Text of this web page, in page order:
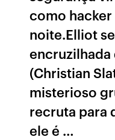
como
noite.Elliot
(Christian
misterioso
recruta para
ele é …